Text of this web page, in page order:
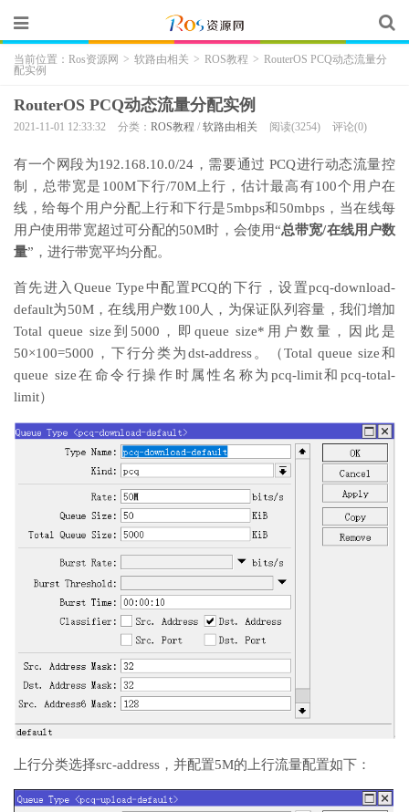
当前位置： Ros资源网 > 软路由相关 > ROS教程 > RouterOS PCQ动态流量分
配实例
RouterOS PCQ动态流量分配实例
2021-11-01 12:33:32 分类： ROS教程 / 软路由相关 阅读(3254) 评论(0)
有一个网段为192.168.10.0/24，需要通过 PCQ进行动态流量控
制，总带宽是100M下行/70M上行，估计最高有100个用户在
线，给每个用户分配上行和下行是5mbps和50mbps，当在线每
用户使用带宽超过可分配的50M时，会使用“总带宽/在线用户数
量”，进行带宽平均分配。
首先进入Queue Type中配置PCQ的下行，设置pcq-download-
default为50M，在线用户数100人，为保证队列容量，我们增加
Total queue size到5000，即queue size*用户数量，因此是
50×100=5000，下行分类为dst-address。（Total queue size和
queue size在命令行操作时属性名称为pcq-limit和pcq-total-
limit）
上行分类选择src-address，并配置5M的上行流量配置如下：